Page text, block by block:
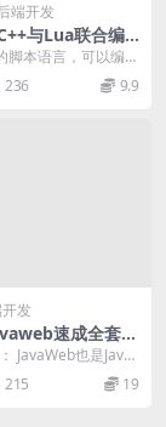
端开发
与Lua联合编
脚本语言，可以编译
便的和用C/C++编
236 9.9
发
速成全套教
门到企业项目实
JavaWeb也是Java
网开发的必学课程
215 19